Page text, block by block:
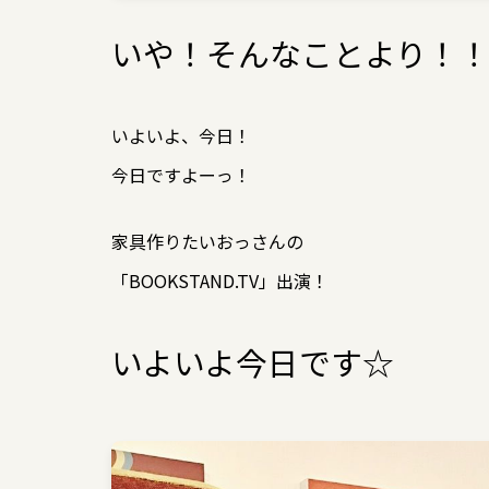
いや！そんなことより！！
いよいよ、今日！
今日ですよーっ！
家具作りたいおっさんの
「BOOKSTAND.TV」出演！
いよいよ今日です☆